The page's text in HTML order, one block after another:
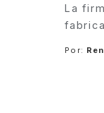
La
Posted
Por: